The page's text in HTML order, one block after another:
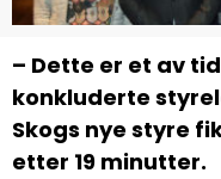
– Dette er et av
konkluderte
Skogs nye styre
etter 19 minutter.